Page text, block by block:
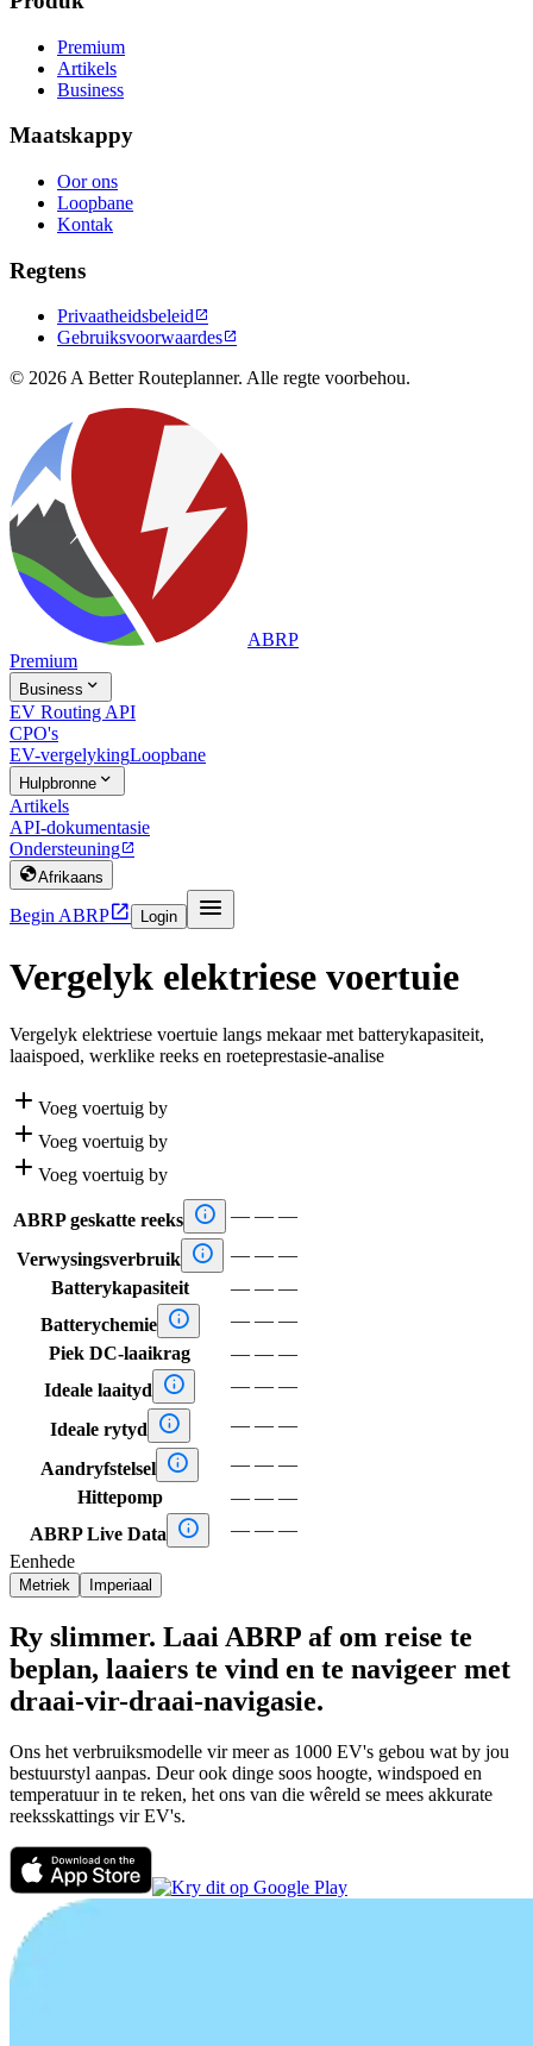
Premium
Artikels
Business
Maatskappy
Oor ons
Loopbane
Kontak
Regtens
Privaatheidsbeleid
Gebruiksvoorwaardes
© 2026 A Better Routeplanner. Alle regte voorbehou.
ABRP
Premium
Business 
EV Routing API
CPO's
EV-vergelykingLoopbane
Hulpbronne 
Artikels
API-dokumentasie
Ondersteuning
Afrikaans
Begin ABRP Login 
Vergelyk elektriese voertuie
Vergelyk elektriese voertuie langs mekaar met batterykapasiteit,
laaispoed, werklike reeks en roeteprestasie-analise
 Voeg voertuig by
 Voeg voertuig by
 Voeg voertuig by
ABRP geskatte reeks  — — —
Verwysingsverbruik  — — —
Batterykapasiteit
— — —
Batterychemie
 — — —
Piek DC-laaikrag
— — —
Ideale laaityd
 — — —
Ideale rytyd  — — —
Aandryfstelsel  — — —
Hittepomp
— — —
ABRP Live Data
 — — —
Eenhede
Metriek Imperiaal
Ry slimmer. Laai ABRP af om reise te
beplan, laaiers te vind en te navigeer met
draai-vir-draai-navigasie.
Ons het verbruiksmodelle vir meer as 1000 EV's gebou wat by jou
bestuurstyl aanpas. Deur ook dinge soos hoogte, windspoed en
temperatuur in te reken, het ons van die wêreld se mees akkurate
reeksskattings vir EV's.